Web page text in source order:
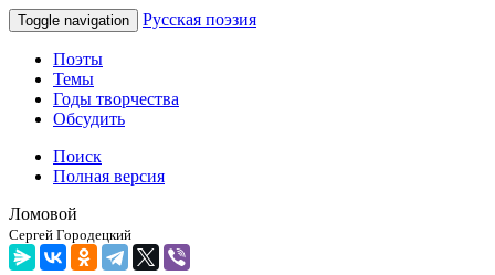
Toggle navigation Русская поэзия
Поэты
Темы
Годы творчества
Обсудить
Поиск
Полная версия
Ломовой
Сергей Городецкий